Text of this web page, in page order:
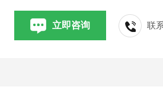
立即咨询 联